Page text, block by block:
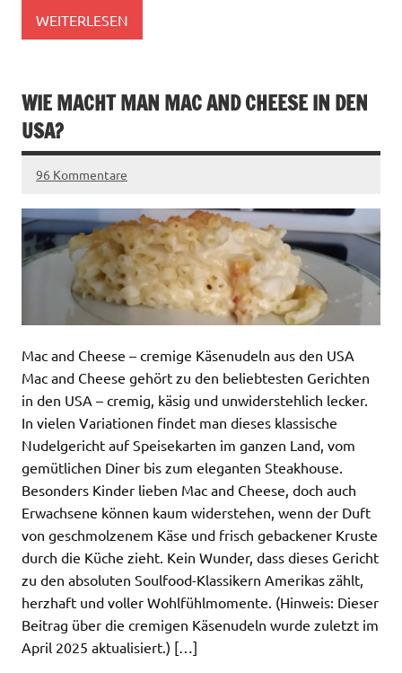
WEITERLESEN
WIE MACHT MAN MAC AND CHEESE IN DEN
USA?
96 Kommentare
Mac and Cheese – cremige Käsenudeln aus den USA
Mac and Cheese gehört zu den beliebtesten Gerichten
in den USA – cremig, käsig und unwiderstehlich lecker.
In vielen Variationen findet man dieses klassische
Nudelgericht auf Speisekarten im ganzen Land, vom
gemütlichen Diner bis zum eleganten Steakhouse.
Besonders Kinder lieben Mac and Cheese, doch auch
Erwachsene können kaum widerstehen, wenn der Duft
von geschmolzenem Käse und frisch gebackener Kruste
durch die Küche zieht. Kein Wunder, dass dieses Gericht
zu den absoluten Soulfood-Klassikern Amerikas zählt,
herzhaft und voller Wohlfühlmomente. (Hinweis: Dieser
Beitrag über die cremigen Käsenudeln wurde zuletzt im
April 2025 aktualisiert.) […]